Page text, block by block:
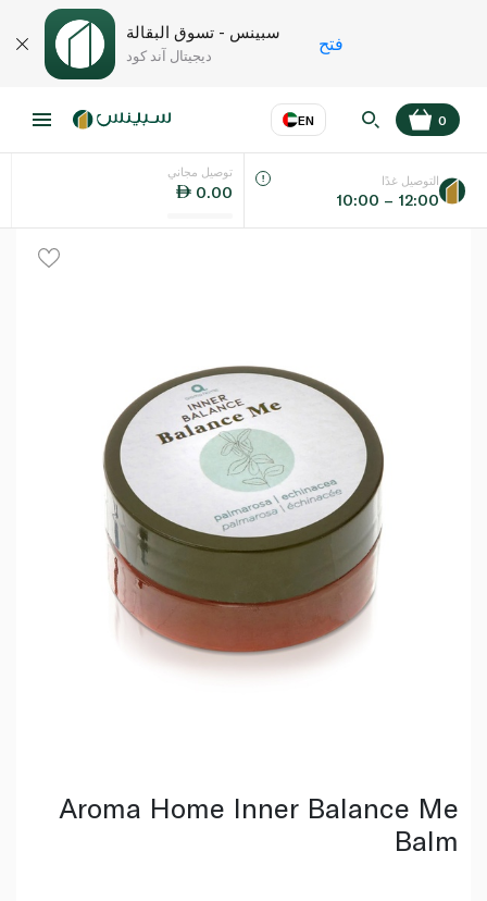
سبينس - تسوق البقالة
ديجيتال آند كود
فتح
EN
اللغة عر
0
توصيل مجاني
0.00
التوصيل غدًا
10:00 – 12:00
Aroma Home Inner Balance Me
Balm